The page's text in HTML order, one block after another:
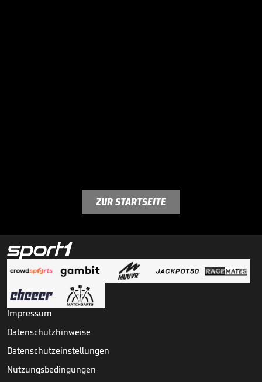
ZUR STARTSEITE
Impressum
Datenschutzhinweise
Datenschutzeinstellungen
Nutzungsbedingungen